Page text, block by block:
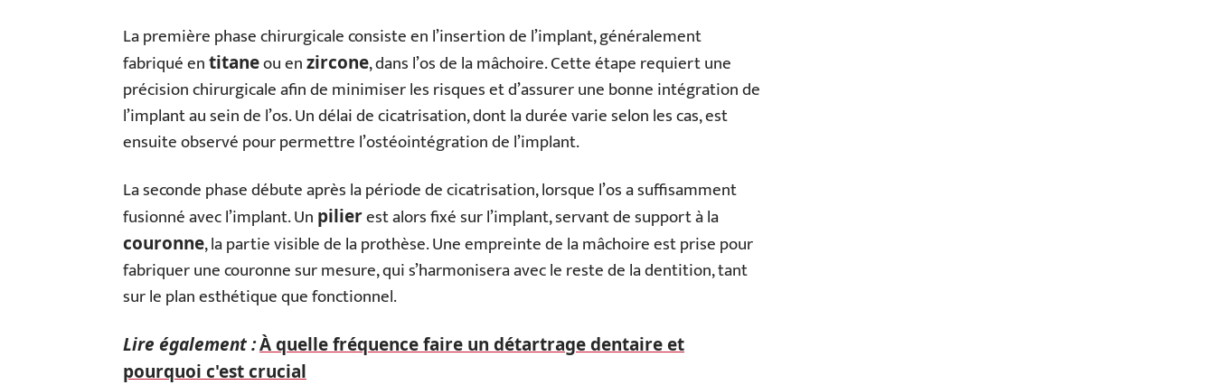
La première phase chirurgicale consiste en l’insertion de l’implant, généralement
fabriqué entitaneou enzircone, dans l’os de la mâchoire. Cette étape requiert une
précision chirurgicale afin de minimiser les risques et d’assurer une bonne intégration de
l’implant au sein de l’os. Un délai de cicatrisation, dont la durée varie selon les cas, est
ensuite observé pour permettre l’ostéointégration de l’implant.
La seconde phase débute après la période de cicatrisation, lorsque l’os a suffisamment
fusionné avec l’implant. Un pilierest alors fixé sur l’implant, servant de support à la
couronne, la partie visible de la prothèse. Une empreinte de la mâchoire est prise pour
fabriquer une couronne sur mesure, qui s’harmonisera avec le reste de la dentition, tant
sur le plan esthétique que fonctionnel.
Lire également :À quelle fréquence faire un détartrage dentaire et
pourquoi c'est crucial